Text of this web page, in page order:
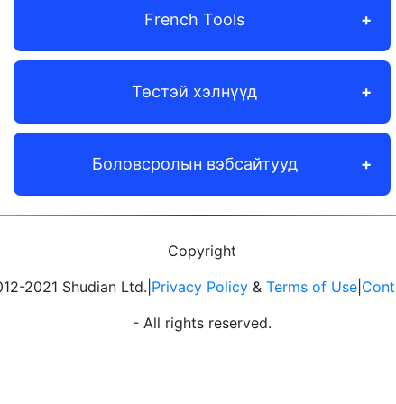
French Tools
Төстэй хэлнүүд
Боловсролын вэбсайтууд
Copyright
2021 Shudian Ltd.| Privacy Policy & Terms of Use
- All rights reserved.